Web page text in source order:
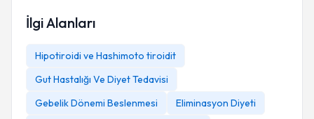
İlgi Alanları
Hipotiroidi ve Hashimoto tiroidit
Gut Hastalığı Ve Diyet Tedavisi
Gebelik Dönemi Beslenmesi
Eliminasyon Diyeti